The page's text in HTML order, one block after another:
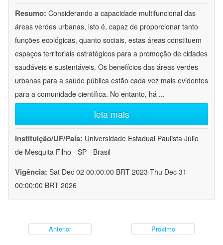
Resumo: Considerando a capacidade multifuncional das
áreas verdes urbanas, isto é, capaz de proporcionar tanto
funções ecológicas, quanto sociais, estas áreas constituem
espaços territoriais estratégicos para a promoção de cidades
saudáveis e sustentáveis. Os benefícios das áreas verdes
urbanas para a saúde pública estão cada vez mais evidentes
para a comunidade científica. No entanto, há ...
leia mais
Instituição/UF/País: Universidade Estadual Paulista Júlio
de Mesquita Filho - SP - Brasil
Vigência: Sat Dec 02 00:00:00 BRT 2023-Thu Dec 31
00:00:00 BRT 2026
Anterior Próximo